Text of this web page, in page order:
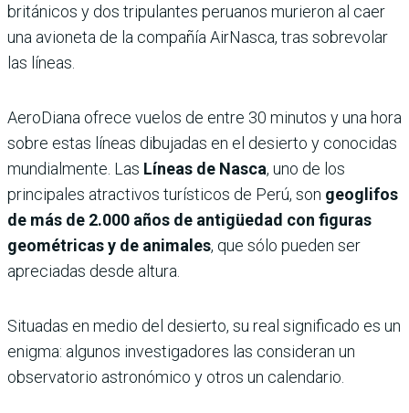
británicos y dos tripulantes peruanos murieron al caer
una avioneta de la compañía AirNasca, tras sobrevolar
las líneas.
AeroDiana ofrece vuelos de entre 30 minutos y una hora
sobre estas líneas dibujadas en el desierto y conocidas
mundialmente. Las Líneas de Nasca, uno de los
principales atractivos turísticos de Perú, son geoglifos
de más de 2.000 años de antigüedad con figuras
geométricas y de animales, que sólo pueden ser
apreciadas desde altura.
Situadas en medio del desierto, su real significado es un
enigma: algunos investigadores las consideran un
observatorio astronómico y otros un calendario.